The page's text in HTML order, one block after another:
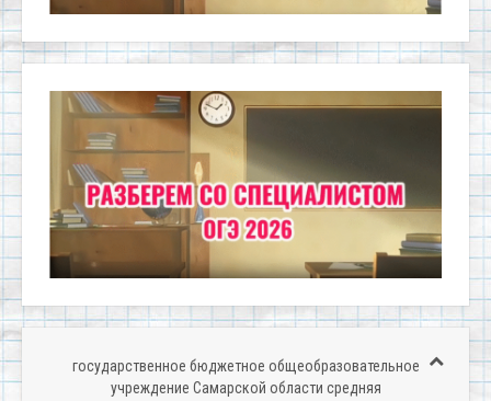
государственное бюджетное общеобразовательное
учреждение Самарской области средняя